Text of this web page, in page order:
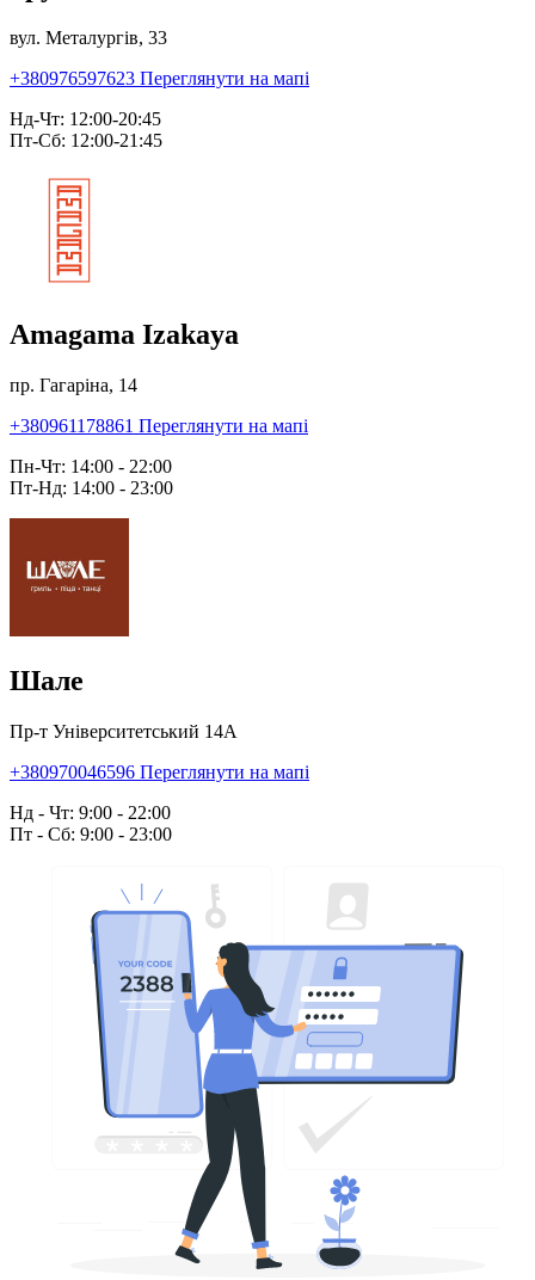
вул. Металургів, 33
+380976597623 Переглянути на мапі
Нд-Чт: 12:00-20:45
Пт-Сб: 12:00-21:45
Amagama Izakaya
пр. Гагаріна, 14
+380961178861 Переглянути на мапі
Пн-Чт: 14:00 - 22:00
Пт-Нд: 14:00 - 23:00
Шале
Пр-т Університетський 14А
+380970046596 Переглянути на мапі
Нд - Чт: 9:00 - 22:00
Пт - Сб: 9:00 - 23:00